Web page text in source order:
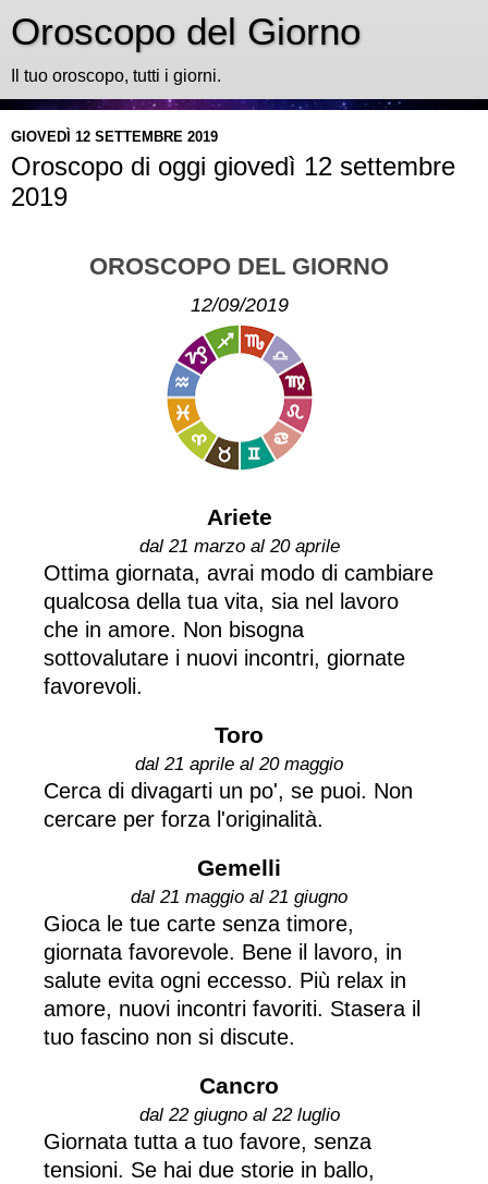
Oroscopo del Giorno
Il tuo oroscopo, tutti i giorni.
GIOVEDÌ 12 SETTEMBRE 2019
Oroscopo di oggi giovedì 12 settembre
2019
OROSCOPO DEL GIORNO
12/09/2019
Ariete
dal 21 marzo al 20 aprile
Ottima giornata, avrai modo di cambiare
qualcosa della tua vita, sia nel lavoro
che in amore. Non bisogna
sottovalutare i nuovi incontri, giornate
favorevoli.
Toro
dal 21 aprile al 20 maggio
Cerca di divagarti un po', se puoi. Non
cercare per forza l'originalità.
Gemelli
dal 21 maggio al 21 giugno
Gioca le tue carte senza timore,
giornata favorevole. Bene il lavoro, in
salute evita ogni eccesso. Più relax in
amore, nuovi incontri favoriti. Stasera il
tuo fascino non si discute.
Cancro
dal 22 giugno al 22 luglio
Giornata tutta a tuo favore, senza
tensioni. Se hai due storie in ballo,